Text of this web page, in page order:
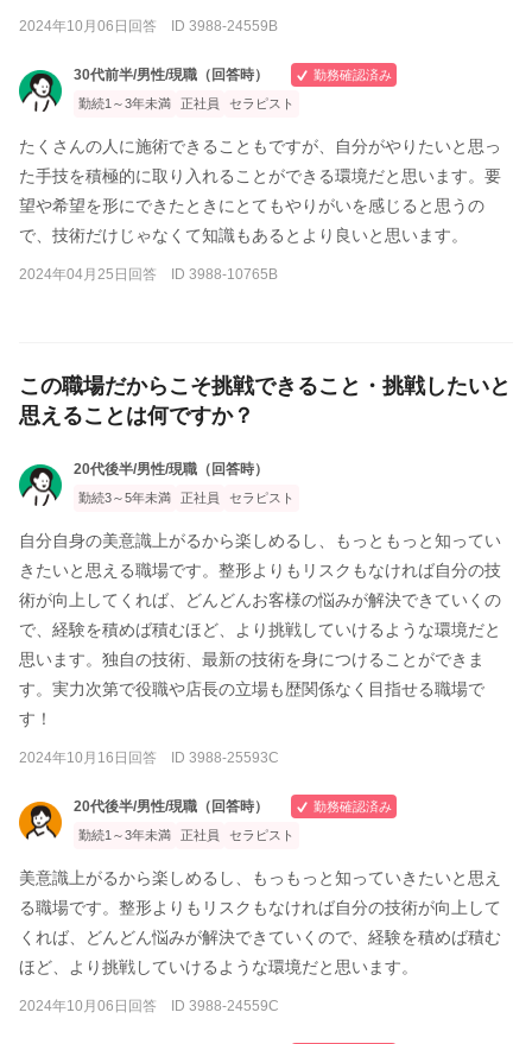
2024年10月06日回答 ID 3988-24559B
30代前半/男性/現職（回答時）
勤務確認済み
勤続1～3年未満
正社員 セラピスト
たくさんの人に施術できることもですが、自分がやりたいと思っ
た手技を積極的に取り入れることができる環境だと思います。要
望や希望を形にできたときにとてもやりがいを感じると思うの
で、技術だけじゃなくて知識もあるとより良いと思います。
2024年04月25日回答 ID 3988-10765B
この職場だからこそ挑戦できること・挑戦したいと
思えることは何ですか？
20代後半/男性/現職（回答時）
勤続3～5年未満 正社員 セラピスト
自分自身の美意識上がるから楽しめるし、もっともっと知ってい
きたいと思える職場です。整形よりもリスクもなければ自分の技
術が向上してくれば、どんどんお客様の悩みが解決できていくの
で、経験を積めば積むほど、より挑戦していけるような環境だと
思います。独自の技術、最新の技術を身につけることができま
す。実力次第で役職や店長の立場も歴関係なく目指せる職場で
す！
2024年10月16日回答 ID 3988-25593C
20代後半/男性/現職（回答時）
勤務確認済み
勤続1～3年未満
正社員 セラピスト
美意識上がるから楽しめるし、もっもっと知っていきたいと思え
る職場です。整形よりもリスクもなければ自分の技術が向上して
くれば、どんどん悩みが解決できていくので、経験を積めば積む
ほど、より挑戦していけるような環境だと思います。
2024年10月06日回答 ID 3988-24559C